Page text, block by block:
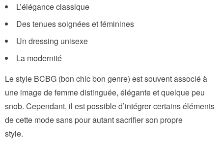
L’élégance classique
Des tenues soignées et féminines
Un dressing unisexe
La modernité
Le style BCBG (bon chic bon genre) est souvent associé à
une image de femme distinguée, élégante et quelque peu
snob. Cependant, il est possible d’intégrer certains éléments
de cette mode sans pour autant sacrifier son propre
style.